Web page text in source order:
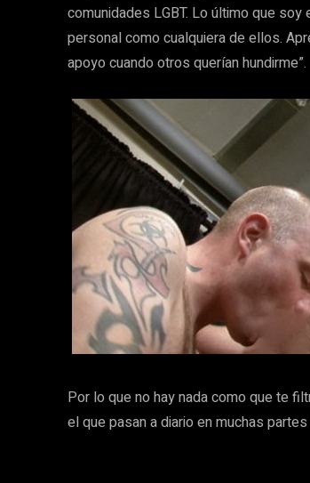
comunidades LGBT. Lo último que
personal como cualquiera de ellos.
apoyo cuando otros querían hundirme”.
Por lo que no hay nada como que te
el que pasan a diario en muchas